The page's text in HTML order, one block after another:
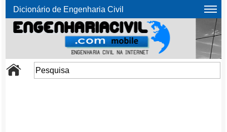
Dicionário de Engenharia Civil